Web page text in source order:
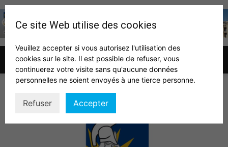
Association
AA IHEDN
Ce site Web utilise des cookies
Veuillez accepter si vous autorisez l'utilisation des
cookies sur le site. Il est possible de refuser, vous
continuerez votre visite sans qu'aucune données
personnelles ne soient envoyés à une tierce personne.
Refuser Accepter